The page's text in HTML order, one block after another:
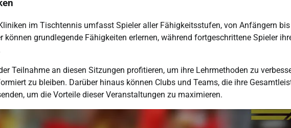
im Tischtennis umfasst Spieler aller Fähigkeitsstufen, von Anfängern
grundlegende Fähigkeiten erlernen, während fortgeschrittene Spieler
Teilnahme an diesen Sitzungen profitieren, um ihre Lehrmethoden zu
zu bleiben. Darüber hinaus können Clubs und Teams, die ihre
um die Vorteile dieser Veranstaltungen zu maximieren.